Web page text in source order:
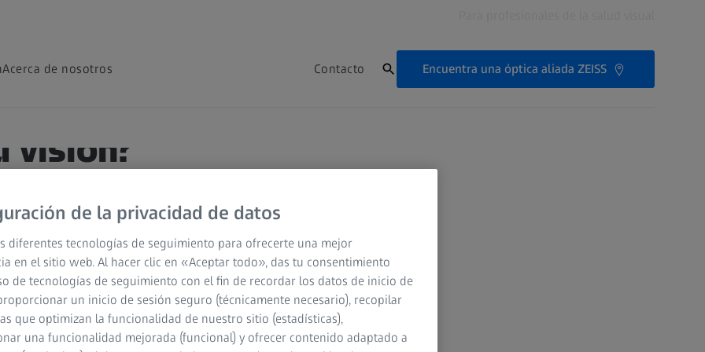
Acerca de nosotros Contacto Encuentra una óptica aliada ZEISS
visión?
ves y aprende
Fácil. En
de la privacidad de datos
diferentes tecnologías de seguimiento para ofrecerte una mejor
en el sitio web. Al hacer clic en «Aceptar todo», das tu consentimiento
de tecnologías de seguimiento con el fin de recordar los datos de inicio de
un inicio de sesión seguro (técnicamente necesario), recopilar
que optimizan la funcionalidad de nuestro sitio (estadísticas),
una funcionalidad mejorada (funcional) y ofrecer contenido adaptado a